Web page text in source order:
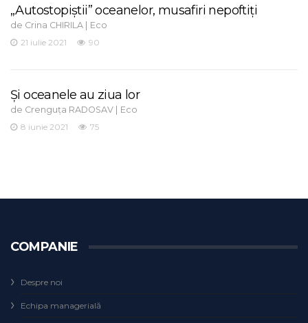
„Autostopiștii” oceanelor, musafiri nepoftiți
de Crina CHIRILA | Eco
21 iulie 2021
90
Și oceanele au ziua lor
de Crenguța RADOSAV | Eco
8 iunie 2021
75
COMPANIE
Despre noi
Echipa managerială